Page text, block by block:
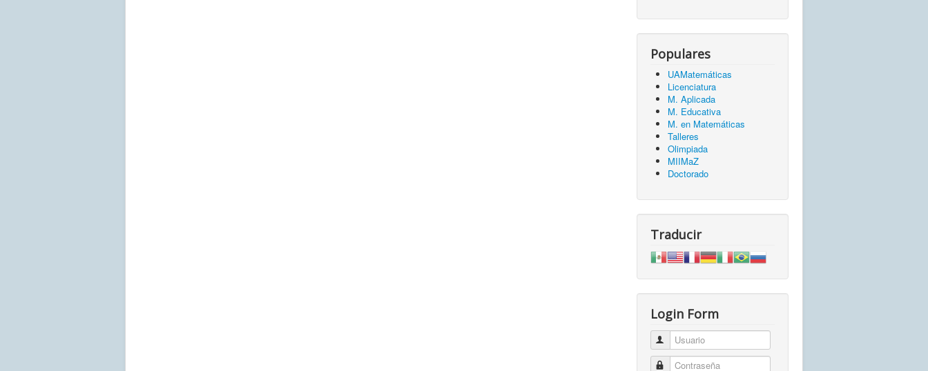
Populares
UAMatemáticas
Licenciatura
M. Aplicada
M. Educativa
M. en Matemáticas
Talleres
Olimpiada
MIIMaZ
Doctorado
Traducir
Login Form
Usuario
Contraseña